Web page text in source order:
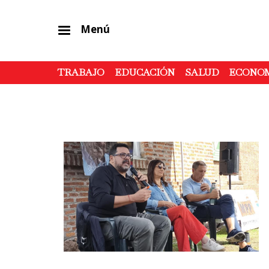
Menú
TRABAJO EDUCACIÓN SALUD